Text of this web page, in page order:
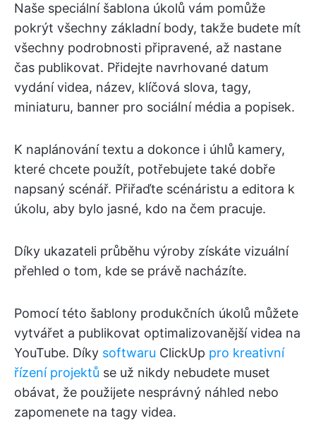
Naše speciální šablona úkolů vám pomůže
pokrýt všechny základní body, takže budete mít
všechny podrobnosti připravené, až nastane
čas publikovat. Přidejte navrhované datum
vydání videa, název, klíčová slova, tagy,
miniaturu, banner pro sociální média a popisek.
K naplánování textu a dokonce i úhlů kamery,
které chcete použít, potřebujete také dobře
napsaný scénář. Přiřaďte scénáristu a editora k
úkolu, aby bylo jasné, kdo na čem pracuje.
Díky ukazateli průběhu výroby získáte vizuální
přehled o tom, kde se právě nacházíte.
Pomocí této šablony produkčních úkolů můžete
vytvářet a publikovat optimalizovanější videa na
YouTube. Díky softwaru ClickUp pro kreativní
řízení projektů se už nikdy nebudete muset
obávat, že použijete nesprávný náhled nebo
zapomenete na tagy videa.